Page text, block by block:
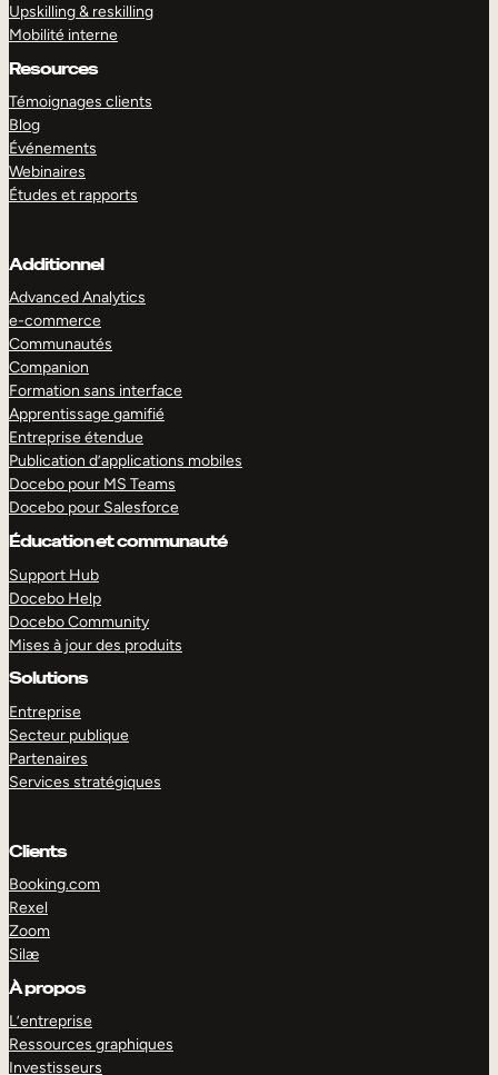
Upskilling & reskilling
Mobilité interne
Resources
Témoignages clients
Blog
Événements
Webinaires
Études et rapports
Additionnel
Advanced Analytics
e-commerce
Communautés
Companion
Formation sans interface
Apprentissage gamifié
Entreprise étendue
Publication d’applications mobiles
Docebo pour MS Teams
Docebo pour Salesforce
Éducation et communauté
Support Hub
Docebo Help
Docebo Community
Mises à jour des produits
Solutions
Entreprise
Secteur publique
Partenaires
Services stratégiques
Clients
Booking.com
Rexel
Zoom
Silæ
À propos
L’entreprise
Ressources graphiques
Investisseurs